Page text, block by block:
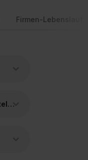
Firmen-Lebenslauf
Fachkraft für Lebensmitteltechnik